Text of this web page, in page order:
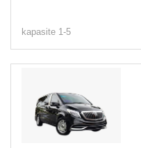
kapasite 1-5